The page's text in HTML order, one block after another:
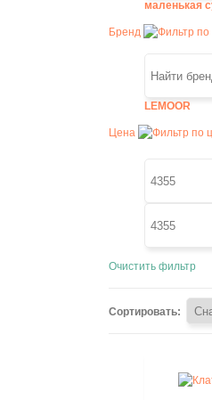
маленькая
Бренд
LEMOOR
Цена
Очистить фильтр
Сортировать: